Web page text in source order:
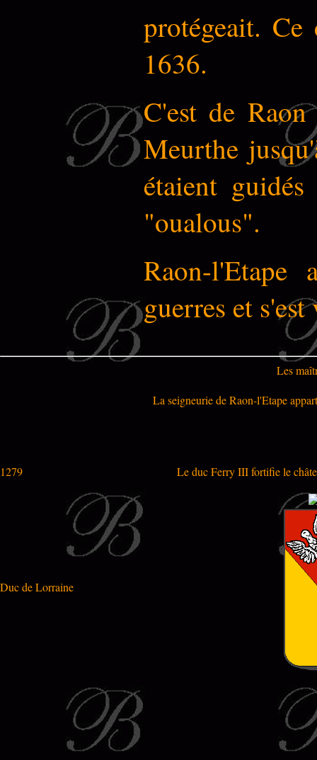
protégeait.
1636.
C'est de
Meurthe
étaient
"oualous".
Raon-l'Etape
guerres et
Les
La seigneurie de Raon-l'Etape
1279 Le duc Ferry III fortifie le
Duc de Lorraine